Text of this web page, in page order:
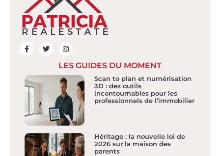
LES GUIDES DU MOMENT
Scan to plan et numérisation
3D : des outils
incontournables pour les
professionnels de l’immobilier
Héritage : la nouvelle loi de
2026 sur la maison des
parents